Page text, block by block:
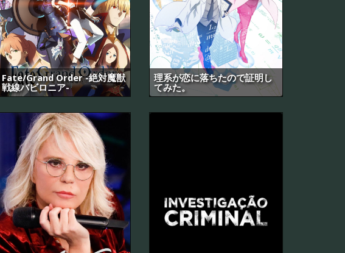
Fate/Grand Order -絶対魔獣
戦線バビロニア-
理系が恋に落ちたので証明し
てみた。